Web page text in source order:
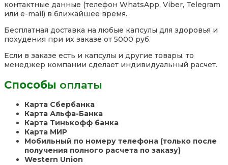
контактные данные (телефон WhatsApp, Viber, Telegram
или e-mail) в ближайшее время.
Бесплатная доставка на любые капсулы для здоровья и
похудения при их заказе от 5000 руб.
Если в заказе есть и капсулы и другие товары, то
менеджер компании сделает индивидуальный расчет.
Способы оплаты
Карта Сбербанка
Карта Альфа-Банка
Карта Тинькофф банка
Карта МИР
Мобильный по номеру телефона (только после
получения полного расчета по заказу)
Western Union